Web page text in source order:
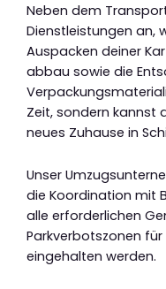
Neben dem
Dienstleistungen an,
Auspacken deiner
abbau sowie die
Zeit, sondern kannst
neues Zuhause in
Unser
die Koordination mit
alle erforderlichen
Parkverbotszonen
eingehalten werden.